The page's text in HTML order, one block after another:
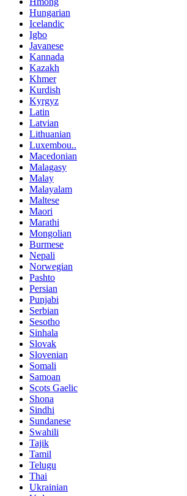
Hungarian
Icelandic
Igbo
Javanese
Kannada
Kazakh
Khmer
Kurdish
Kyrgyz
Latin
Latvian
Lithuanian
Luxembou..
Macedonian
Malagasy
Malay
Malayalam
Maltese
Maori
Marathi
Mongolian
Burmese
Nepali
Norwegian
Pashto
Persian
Punjabi
Serbian
Sesotho
Sinhala
Slovak
Slovenian
Somali
Samoan
Scots Gaelic
Shona
Sindhi
Sundanese
Swahili
Tajik
Tamil
Telugu
Thai
Ukrainian